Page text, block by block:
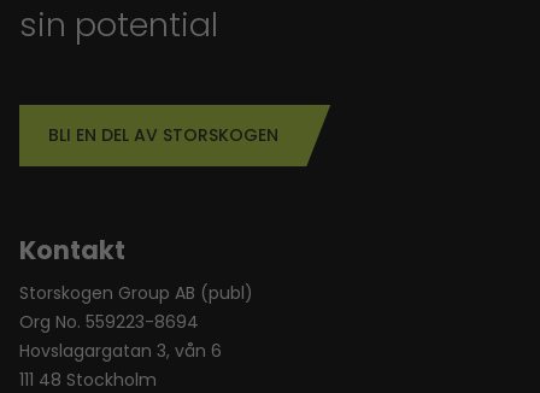
sin potential
BLI EN DEL AV STORSKOGEN
Kontakt
Storskogen Group AB (publ)
Org No. 559223-8694
Hovslagargatan 3, vån 6
111 48 Stockholm